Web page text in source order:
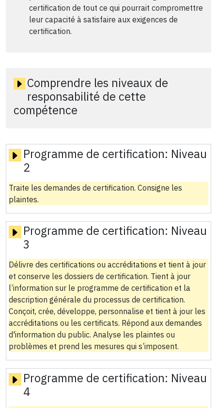
certification de tout ce qui pourrait compromettre
leur capacité à satisfaire aux exigences de
certification.
Comprendre les niveaux de
responsabilité de cette
compétence
Programme de certification: Niveau
2
Traite les demandes de certification. Consigne les
plaintes.
Programme de certification: Niveau
3
Délivre des certifications ou accréditations et tient à jour
et conserve les dossiers de certification. Tient à jour
l’information sur le programme de certification et la
description générale du processus de certification.
Conçoit, crée, développe, personnalise et tient à jour les
accréditations ou les certificats. Répond aux demandes
d'information du public. Analyse les plaintes ou
problèmes et prend les mesures qui s’imposent.
Programme de certification: Niveau
4